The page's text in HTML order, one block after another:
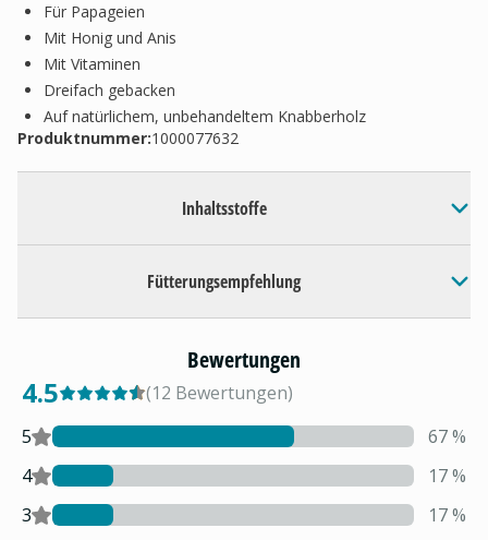
Für Papageien
Mit Honig und Anis
Mit Vitaminen
Dreifach gebacken
Auf natürlichem, unbehandeltem Knabberholz
Produktnummer:1000077632
Inhaltsstoffe
Fütterungsempfehlung
Bewertungen
4.5 (12 Bewertungen)
5
67%
4
17%
3
17%